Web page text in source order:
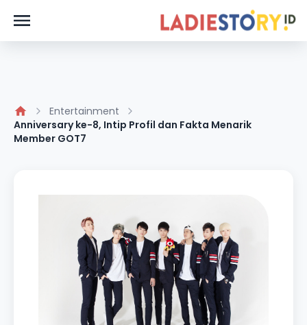
Entertainment
Anniversary ke-8, Intip Profil dan Fakta Menarik
Member GOT7